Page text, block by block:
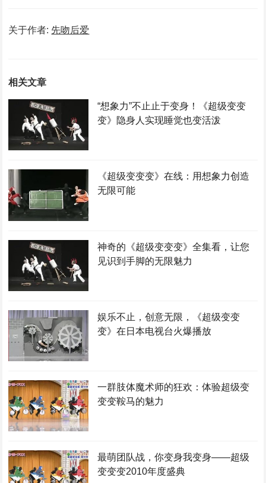
关于作者: 先吻后爱
相关文章
“想象力”不止止于变身！《超级变变
变》隐身人实现睡觉也变活泼
《超级变变变》在线：用想象力创造
无限可能
神奇的《超级变变变》全集看，让您
见识到手脚的无限魅力
娱乐不止，创意无限，《超级变变
变》在日本电视台火爆播放
一群肢体魔术师的狂欢：体验超级变
变变鞍马的魅力
最萌团队战，你变身我变身——超级
变变变2010年度盛典